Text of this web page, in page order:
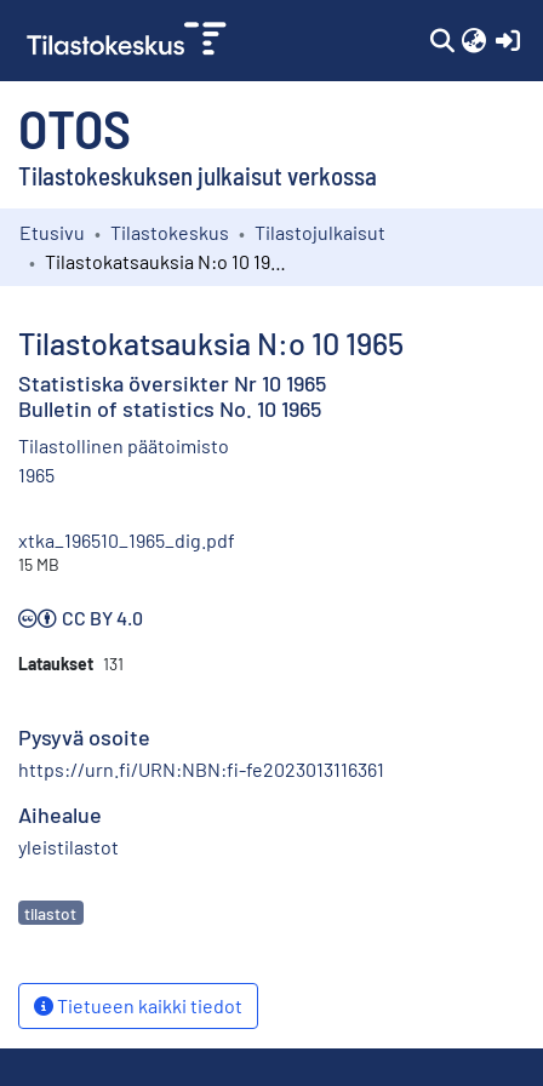
OTOS
Tilastokeskuksen julkaisut verkossa
Kokoelmat
Etusivu Tilastokeskus
Tilastojulkaisut
Tilastokatsauksia N:o 10 1965
Statistiska översikter Nr 10 1965
Bulletin of statistics No. 10 1965
Tilastollinen päätoimisto
1965
xtka_196510_1965_dig.pdf
15 MB
CC BY 4.0
Lataukset 131
Pysyvä osoite
https://urn.fi/URN:NBN:fi-fe2023013116361
Aihealue
yleistilastot
Avainsanat
tilastot
Tietueen kaikki tiedot